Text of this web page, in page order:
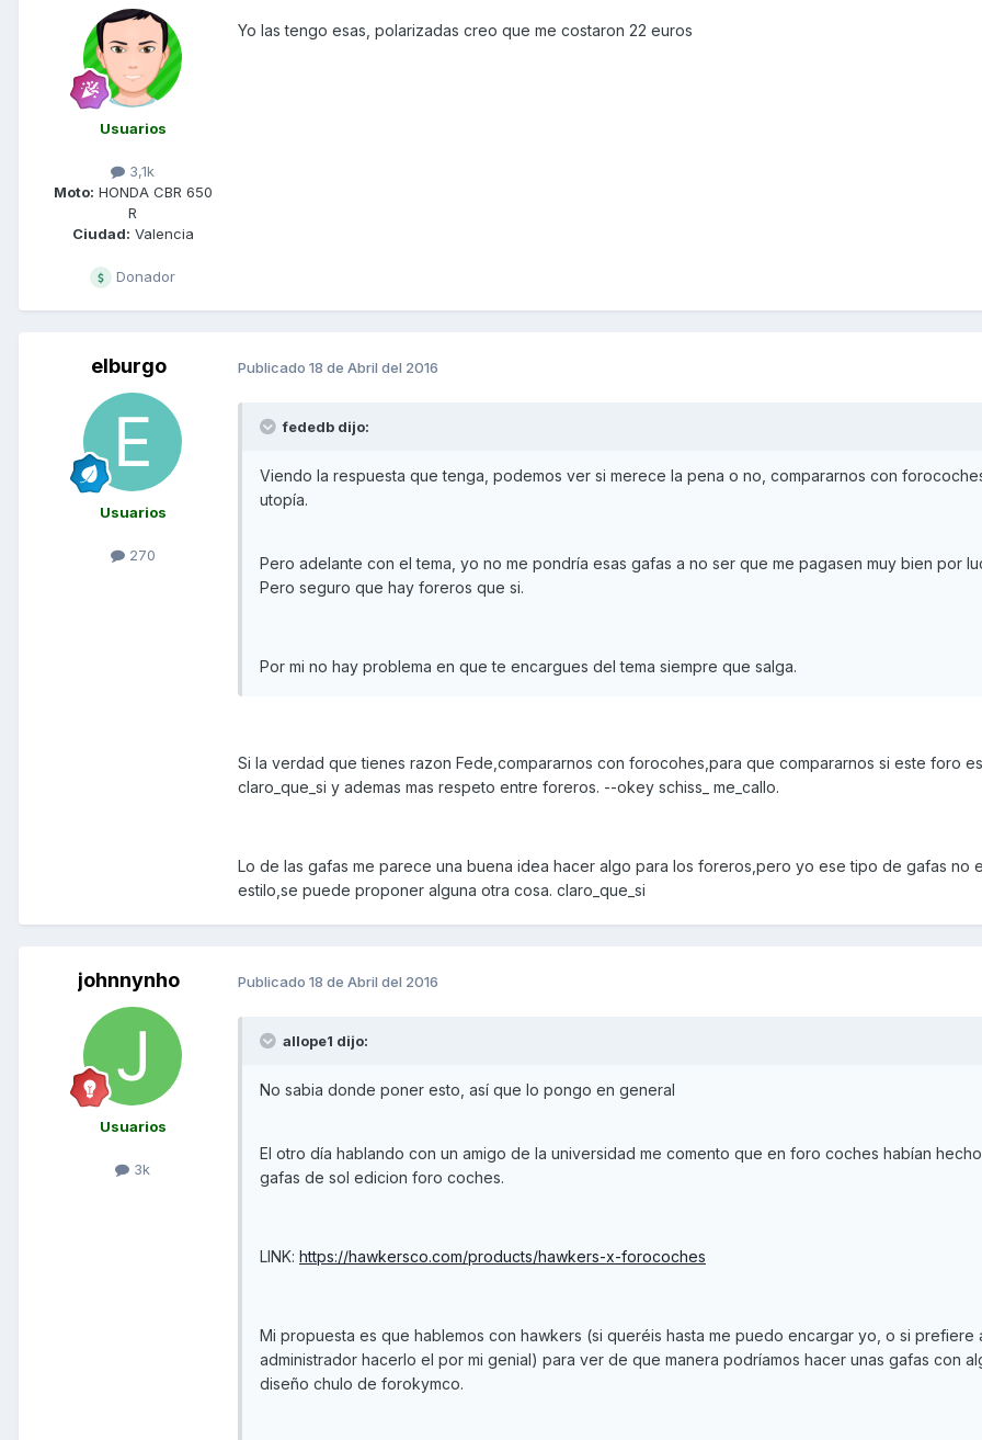
Usuarios
3,1k
Moto: HONDA CBR 650
R
Ciudad: Valencia
Donador
Yo las tengo esas, polarizadas creo que me costaron 22 euros
elburgo
Usuarios
270
Publicado 18 de Abril del 2016
fededb dijo:
Viendo la respuesta que tenga, podemos ver si merece la pena o no, compararnos con
utopía.
Pero adelante con el tema, yo no me pondría esas gafas a no ser que me pagasen muy bien por
Pero seguro que hay foreros que si.
Por mi no hay problema en que te encargues del tema siempre que salga.
Si la verdad que tienes razon Fede,compararnos con forocohes,para que compararnos si este foro
claro_que_si y ademas mas respeto entre foreros. --okey schiss_ me_callo.
Lo de las gafas me parece una buena idea hacer algo para los foreros,pero yo ese tipo de gafas no
estilo,se puede proponer alguna otra cosa. claro_que_si
johnnynho
Usuarios
3k
Publicado 18 de Abril del 2016
allope1 dijo:
No sabia donde poner esto, así que lo pongo en general
El otro día hablando con un amigo de la universidad me comento que en foro coches habían
gafas de sol edicion foro coches.
LINK: https://hawkersco.com/products/hawkers-x-forocoches
Mi propuesta es que hablemos con hawkers (si queréis hasta me puedo encargar yo, o si prefiere
administrador hacerlo el por mi genial) para ver de que manera podríamos hacer unas gafas con
diseño chulo de forokymco.